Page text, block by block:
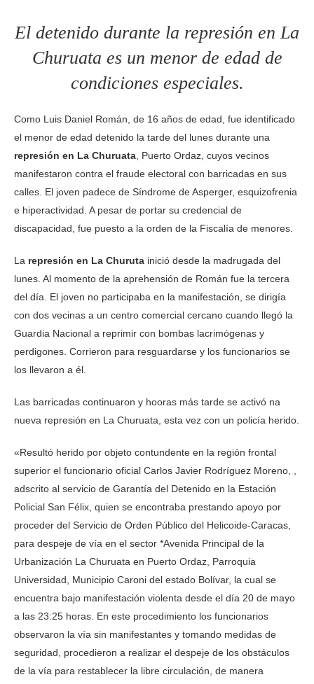
El detenido durante la represión en La
Churuata es un menor de edad de
condiciones especiales.
Como Luis Daniel Román, de 16 años de edad, fue identificado
el menor de edad detenido la tarde del lunes durante una
represión en La Churuata , Puerto Ordaz, cuyos vecinos
manifestaron contra el fraude electoral con barricadas en sus
calles. El joven padece de Síndrome de Asperger, esquizofrenia
e hiperactividad. A pesar de portar su credencial de
discapacidad, fue puesto a la orden de la Fiscalía de menores.
La represión en La Churuta inició desde la madrugada del
lunes. Al momento de la aprehensión de Román fue la tercera
del día. El joven no participaba en la manifestación, se dirigía
con dos vecinas a un centro comercial cercano cuando llegó la
Guardia Nacional a reprimir con bombas lacrimógenas y
perdigones. Corrieron para resguardarse y los funcionarios se
los llevaron a él.
Las barricadas continuaron y hooras más tarde se activó na
nueva represión en La Churuata, esta vez con un policía herido.
«Resultó herido por objeto contundente en la región frontal
superior el funcionario oficial Carlos Javier Rodríguez Moreno, ,
adscrito al servicio de Garantía del Detenido en la Estación
Policial San Félix, quien se encontraba prestando apoyo por
proceder del Servicio de Orden Público del Helicoide-Caracas,
para despeje de vía en el sector *Avenida Principal de la
Urbanización La Churuata en Puerto Ordaz, Parroquia
Universidad, Municipio Caroni del estado Bolívar, la cual se
encuentra bajo manifestación violenta desde el día 20 de mayo
a las 23:25 horas. En este procedimiento los funcionarios
observaron la vía sin manifestantes y tomando medidas de
seguridad, procedieron a realizar el despeje de los obstáculos
de la vía para restablecer la libre circulación, de manera